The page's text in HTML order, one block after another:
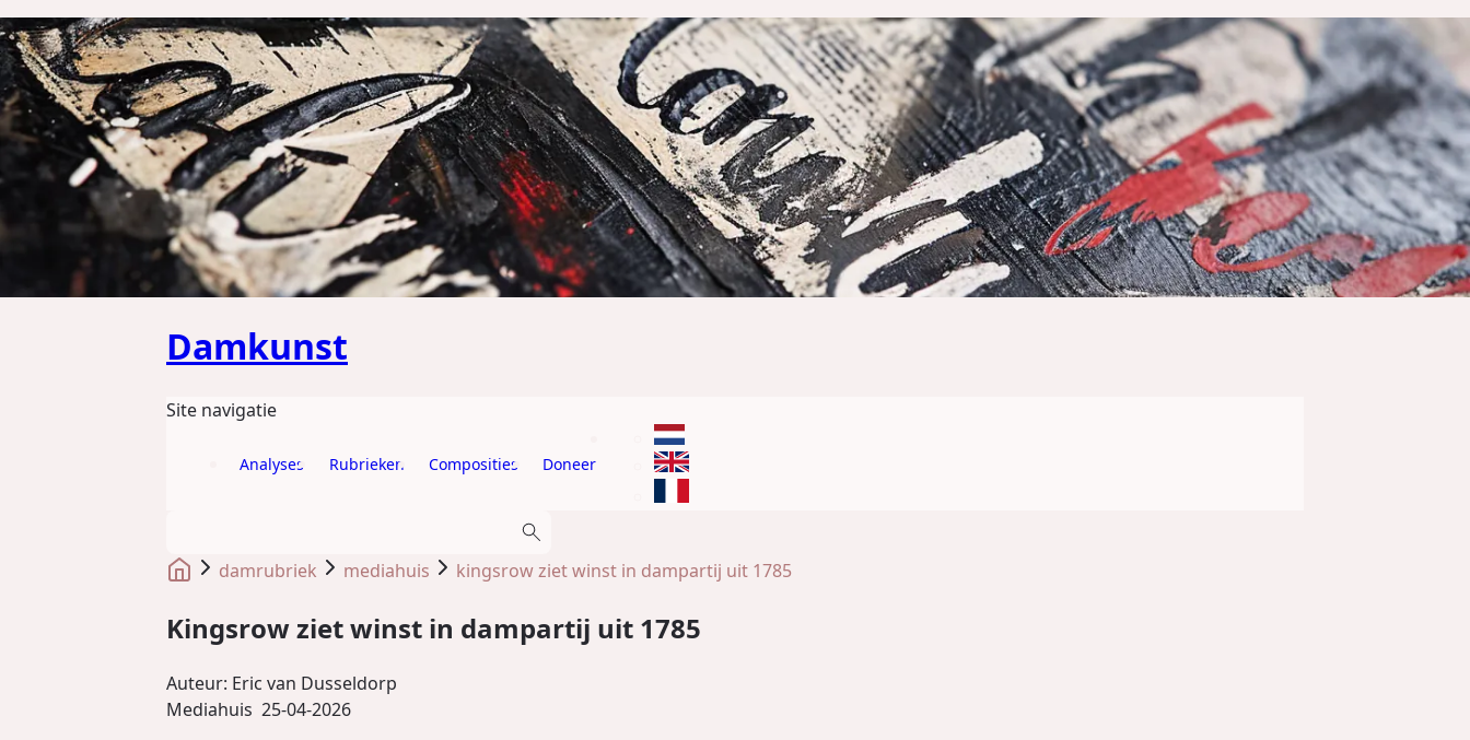
GA DIRECT NAAR DE CONTENT
Damkunst
Site navigatie
Analyses Rubrieken Composities Doneer
damrubriek mediahuis kingsrow ziet winst in dampartij uit 1785
Kingsrow ziet winst in dampartij uit 1785
Auteur: Eric van Dusseldorp
Mediahuis 25-04-2026